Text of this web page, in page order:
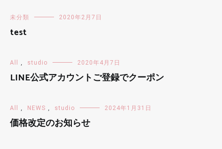
未分類 2020年2月7日
test
All , studio 2020年4月7日
LINE公式アカウントご登録でクーポン
All , NEWS , studio 2024年1月31日
価格改定のお知らせ